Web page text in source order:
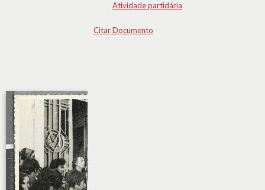
Atividade partidária
Citar Documento